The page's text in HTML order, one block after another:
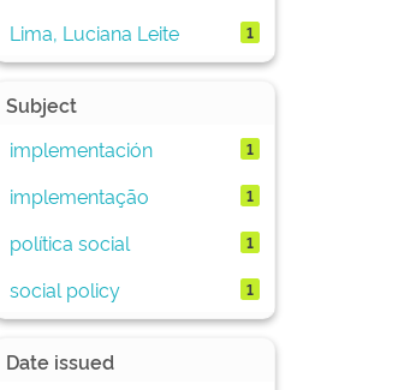
Lima, Luciana Leite 1
Subject
implementación
1
implementação 1
política social 1
social policy 1
Date issued